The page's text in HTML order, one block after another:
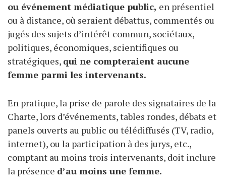
ou événement médiatique public, en présentiel
ou à distance, où seraient débattus, commentés ou
jugés des sujets d’intérêt commun, sociétaux,
politiques, économiques, scientifiques ou
stratégiques, qui ne compteraient aucune
femme parmi les intervenants.
En pratique, la prise de parole des signataires de la
Charte, lors d’événements, tables rondes, débats et
panels ouverts au public ou télédiffusés (TV, radio,
internet), ou la participation à des jurys, etc.,
comptant au moins trois intervenants, doit inclure
la présence d’au moins une femme.